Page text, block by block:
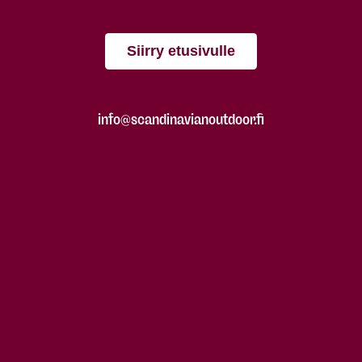
Siirry etusivulle
info@scandinavianoutdoor.fi